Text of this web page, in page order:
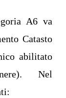
A6 va
Catasto
abilitato
Nel